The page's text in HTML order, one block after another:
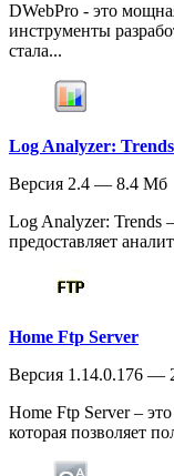
DWebPro - это
инструменты
стала...
Log Analyzer: Trends
Версия 2.4 — 8.4 Мб
Log Analyzer: Trends
предоставляет
Home Ftp Server
Версия 1.14.0.176 —
Home Ftp Server –
которая позволяет